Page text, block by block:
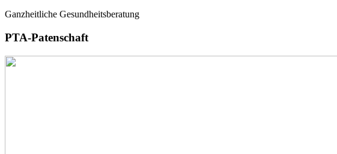
Ganzheitliche Gesundheitsberatung
PTA-Patenschaft